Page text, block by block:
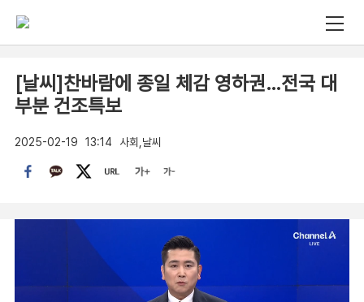
[날씨]찬바람에 종일 체감 영하권…전국 대
부분 건조특보
2025-02-19 13:14 사회,날씨